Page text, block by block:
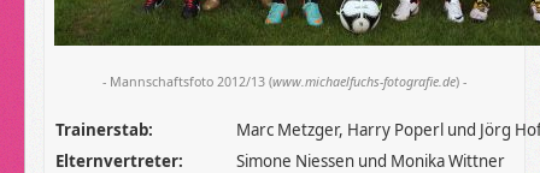
- Mannschaftsfoto 2012/13 (www.michaelfuchs-fotografie.de) -
Trainerstab:
Marc Metzger, Harry Poperl und Jörg
Elternvertreter:
Simone Niessen und Monika Wittner